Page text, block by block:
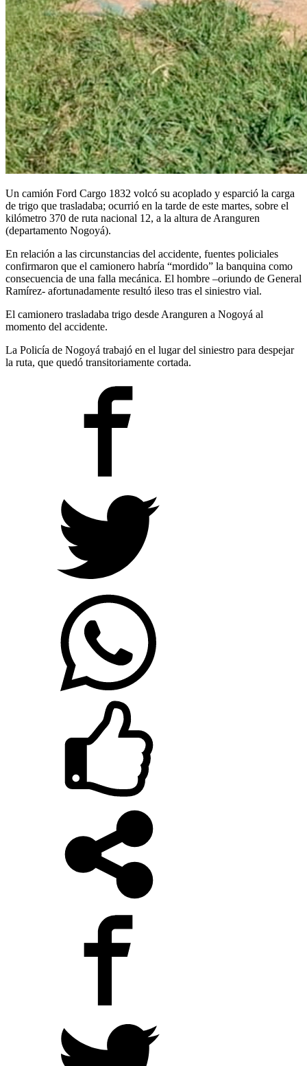
Un camión Ford Cargo 1832 volcó su acoplado y esparció la carga
de trigo que trasladaba; ocurrió en la tarde de este martes, sobre el
kilómetro 370 de ruta nacional 12, a la altura de Aranguren
(departamento Nogoyá).
En relación a las circunstancias del accidente, fuentes policiales
confirmaron que el camionero habría “mordido” la banquina como
consecuencia de una falla mecánica. El hombre –oriundo de General
Ramírez- afortunadamente resultó ileso tras el siniestro vial.
El camionero trasladaba trigo desde Aranguren a Nogoyá al
momento del accidente.
La Policía de Nogoyá trabajó en el lugar del siniestro para despejar
la ruta, que quedó transitoriamente cortada.